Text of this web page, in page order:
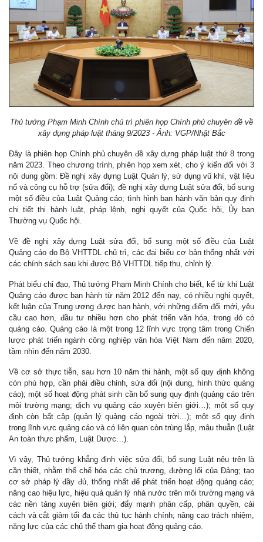
Thủ tướng Phạm Minh Chính chủ trì phiên họp Chính phủ chuyên đề về
xây dựng pháp luật tháng 9/2023 - Ảnh: VGP/Nhật Bắc
Đây là phiên họp Chính phủ chuyên đề xây dựng pháp luật thứ 8 trong
năm 2023. Theo chương trình, phiên họp xem xét, cho ý kiến đối với 3
nội dung gồm: Đề nghị xây dựng Luật Quản lý, sử dụng vũ khí, vật liệu
nổ và công cụ hỗ trợ (sửa đổi); đề nghị xây dựng Luật sửa đổi, bổ sung
một số điều của Luật Quảng cáo; tình hình ban hành văn bản quy định
chi tiết thi hành luật, pháp lệnh, nghị quyết của Quốc hội, Ủy ban
Thường vụ Quốc hội.
Về đề nghị xây dựng Luật sửa đổi, bổ sung một số điều của Luật
Quảng cáo do Bộ VHTTDL chủ trì, các đại biểu cơ bản thống nhất với
các chính sách sau khi được Bộ VHTTDL tiếp thu, chỉnh lý.
Phát biểu chỉ đạo, Thủ tướng Phạm Minh Chính cho biết, kể từ khi Luật
Quảng cáo được ban hành từ năm 2012 đến nay, có nhiều nghị quyết,
kết luận của Trung ương được ban hành, với những điểm đổi mới, yêu
cầu cao hơn, đầu tư nhiều hơn cho phát triển văn hóa, trong đó có
quảng cáo. Quảng cáo là một trong 12 lĩnh vực trọng tâm trong Chiến
lược phát triển ngành công nghiệp văn hóa Việt Nam đến năm 2020,
tầm nhìn đến năm 2030.
Về cơ sở thực tiễn, sau hơn 10 năm thi hành, một số quy định không
còn phù hợp, cần phải điều chỉnh, sửa đổi (nội dung, hình thức quảng
cáo); một số hoạt động phát sinh cần bổ sung quy định (quảng cáo trên
môi trường mạng; dịch vụ quảng cáo xuyên biên giới…); một số quy
định còn bất cập (quản lý quảng cáo ngoài trời…); một số quy định
trong lĩnh vực quảng cáo và có liên quan còn trùng lắp, mâu thuẫn (Luật
An toàn thực phẩm, Luật Dược…).
Vì vậy, Thủ tướng khẳng định việc sửa đổi, bổ sung Luật nêu trên là
cần thiết, nhằm thể chế hóa các chủ trương, đường lối của Đảng; tạo
cơ sở pháp lý đầy đủ, thống nhất để phát triển hoạt động quảng cáo;
nâng cao hiệu lực, hiệu quả quản lý nhà nước trên môi trường mạng và
các nền tảng xuyên biên giới; đẩy mạnh phân cấp, phân quyền, cải
cách và cắt giảm tối đa các thủ tục hành chính; nâng cao trách nhiệm,
năng lực của các chủ thể tham gia hoạt động quảng cáo.